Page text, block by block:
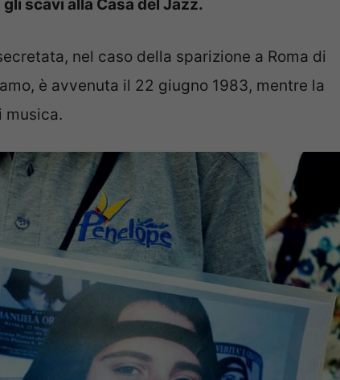
scavi alla Casa del Jazz.
nel caso della sparizione a Roma di
è avvenuta il 22 giugno 1983, mentre la
musica.